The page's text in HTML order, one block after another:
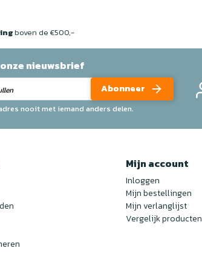
boven de €500,-
nieuwsbrief
Abonneer
nooit met iemand anders delen.
Mijn account
Inloggen
Mijn bestellingen
Mijn verlanglijst
Vergelijk producten